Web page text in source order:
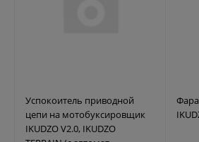
Успокоитель приводной
цепи на мотобуксировщик
IKUDZO V2.0, IKUDZO